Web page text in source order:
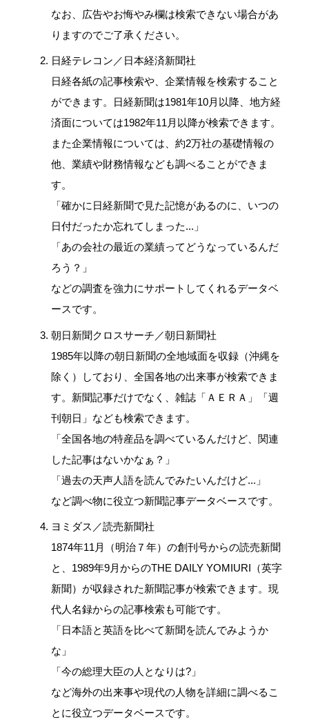
なお、広告やお悔やみ欄は検索できない場合があ
りますのでご了承ください。
日経テレコン／日本経済新聞社
日経各紙の記事検索や、企業情報を検索すること
ができます。日経新聞は1981年10月以降、地方経
済面については1982年11月以降が検索できます。
また企業情報については、約2万社の基礎情報の
他、業績や財務情報なども調べることができま
す。
「確かに日経新聞で見た記憶があるのに、いつの
日付だったか忘れてしまった...」
「あの会社の最近の業績ってどうなっているんだ
ろう？」
などの調査を強力にサポートしてくれるデータベ
ースです。
朝日新聞クロスサーチ／朝日新聞社
1985年以降の朝日新聞の全地域面を収録（沖縄を
除く）しており、全国各地の出来事が検索できま
す。新聞記事だけでなく、雑誌「ＡＥＲＡ」「週
刊朝日」なども検索できます。
「全国各地の特産品を調べているんだけど、関連
した記事はないかなぁ？」
「過去の天声人語を読んでみたいんだけど...」
など調べ物に役立つ新聞記事データベースです。
ヨミダス／読売新聞社
1874年11月（明治７年）の創刊号からの読売新聞
と、1989年9月からのTHE DAILY YOMIURI（英字
新聞）が収録された新聞記事が検索できます。現
代人名録からの記事検索も可能です。
「日本語と英語を比べて新聞を読んでみようか
な」
「今の総理大臣の人となりは?」
など海外の出来事や現代の人物を詳細に調べるこ
とに役立つデータベースです。